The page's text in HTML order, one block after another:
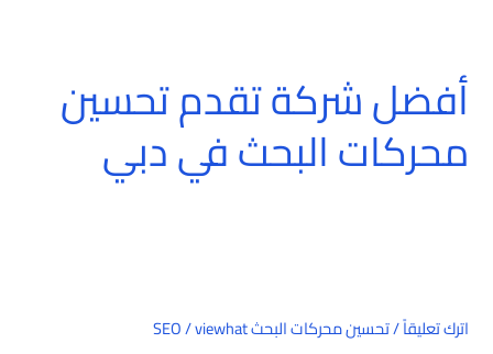
أفضل شركة تقدم تحسين
محركات البحث في دبي
اترك تعليقاً/تحسين محركات البحث SEO /viewhat
أفضل
شركة
تقدم
تحسين